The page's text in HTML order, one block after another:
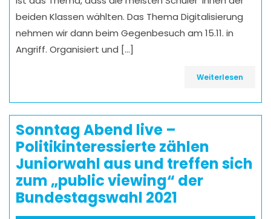
beiden Klassen wählten. Das Thema Digitalisierung
nehmen wir dann beim Gegenbesuch am 15.11. in
Angriff. Organisiert und […]
Weiterlesen
Sonntag Abend live –
Politikinteressierte zählen
Juniorwahl aus und treffen sich
zum „public viewing“ der
Bundestagswahl 2021